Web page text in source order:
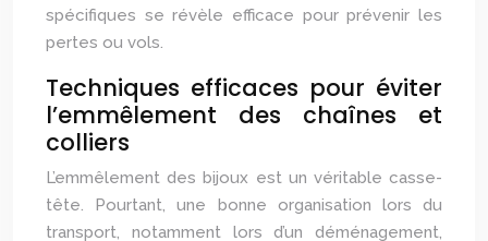
spécifiques se révèle efficace pour prévenir les
pertes ou vols.
Techniques efficaces pour éviter
l’emmêlement des chaînes et
colliers
L’emmêlement des bijoux est un véritable casse-
tête. Pourtant, une bonne organisation lors du
transport, notamment lors d’un déménagement,